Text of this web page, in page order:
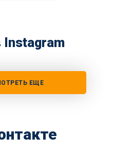
ЕЩЕ